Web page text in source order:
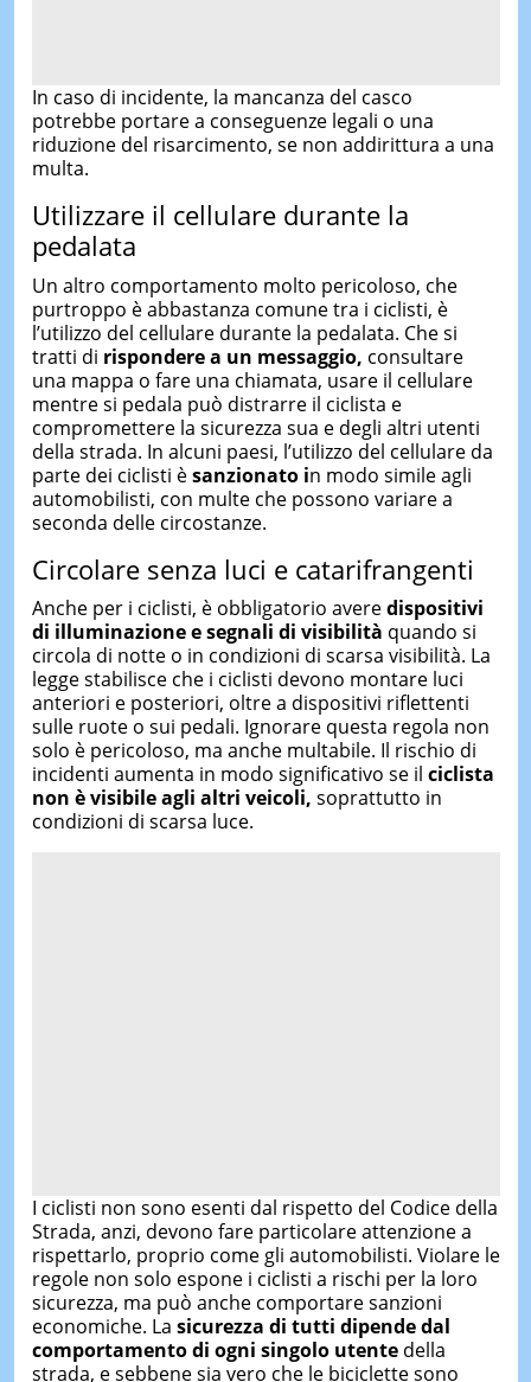
In caso di incidente, la mancanza del casco
potrebbe portare a conseguenze legali o una
riduzione del risarcimento, se non addirittura a una
multa.
Utilizzare il cellulare durante la
pedalata
Un altro comportamento molto pericoloso, che
purtroppo è abbastanza comune tra i ciclisti, è
l’utilizzo del cellulare durante la pedalata. Che si
tratti di rispondere a un messaggio, consultare
una mappa o fare una chiamata, usare il cellulare
mentre si pedala può distrarre il ciclista e
compromettere la sicurezza sua e degli altri utenti
della strada. In alcuni paesi, l’utilizzo del cellulare da
parte dei ciclisti èsanzionato in modo simile agli
automobilisti, con multe che possono variare a
seconda delle circostanze.
Circolare senza luci e catarifrangenti
Anche per i ciclisti, è obbligatorio averedispositivi
di illuminazione e segnali di visibilità quando si
circola di notte o in condizioni di scarsa visibilità. La
legge stabilisce che i ciclisti devono montare luci
anteriori e posteriori, oltre a dispositivi riflettenti
sulle ruote o sui pedali. Ignorare questa regola non
solo è pericoloso, ma anche multabile. Il rischio di
incidenti aumenta in modo significativo se il ciclista
non è visibile agli altri veicoli, soprattutto in
condizioni di scarsa luce.
I ciclisti non sono esenti dal rispetto del Codice della
Strada, anzi, devono fare particolare attenzione a
rispettarlo, proprio come gli automobilisti. Violare le
regole non solo espone i ciclisti a rischi per la loro
sicurezza, ma può anche comportare sanzioni
economiche. La sicurezza di tutti dipende dal
comportamento di ogni singolo utentedella
strada, e sebbene sia vero che le biciclette sono